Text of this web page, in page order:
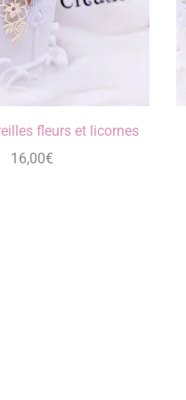
fleurs et licornes
16,00€